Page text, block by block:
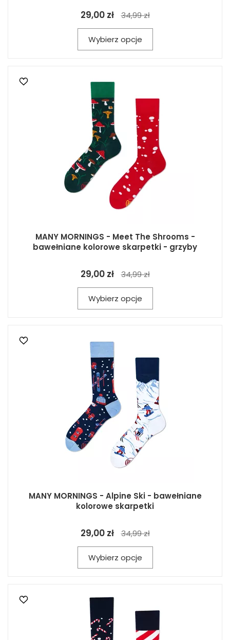
29,00 zł 34,99 zł
Wybierz opcje
MANY MORNINGS - Meet The Shrooms -
bawełniane kolorowe skarpetki - grzyby
29,00 zł 34,99 zł
Wybierz opcje
MANY MORNINGS - Alpine Ski - bawełniane
kolorowe skarpetki
29,00 zł 34,99 zł
Wybierz opcje